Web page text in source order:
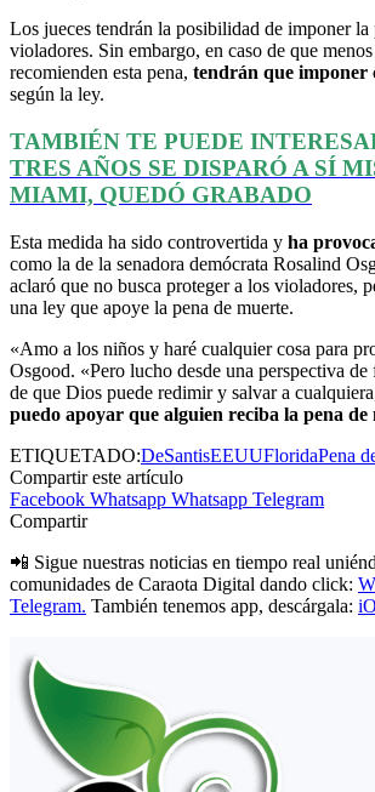
Los jueces tendrán la posibilidad de imponer la
violadores. Sin embargo, en caso de que
recomienden esta pena, tendrán que imponer
según la ley.
TAMBIÉN TE PUEDE
TRES AÑOS SE DISPARÓ A SÍ
MIAMI, QUEDÓ GRABADO
Esta medida ha sido controvertida y ha
como la de la senadora demócrata Rosalind
aclaró que no busca proteger a los violadores,
una ley que apoye la pena de muerte.
«Amo a los niños y haré cualquier cosa para
Osgood. «Pero lucho desde una perspectiva
de que Dios puede redimir y salvar a
puedo apoyar que alguien reciba la pena de
ETIQUETADO:DeSantisEEUUFloridaPena
Compartir este artículo
Facebook Whatsapp Whatsapp Telegram
Compartir
📲 Sigue nuestras noticias en tiempo real
comunidades de Caraota Digital dando click:
Telegram. También tenemos app, descárgala: